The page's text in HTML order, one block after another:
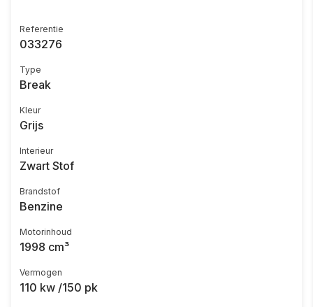
Referentie
033276
Type
Break
Kleur
Grijs
Interieur
Zwart Stof
Brandstof
Benzine
Motorinhoud
1998 cm³
Vermogen
110 kw /150 pk